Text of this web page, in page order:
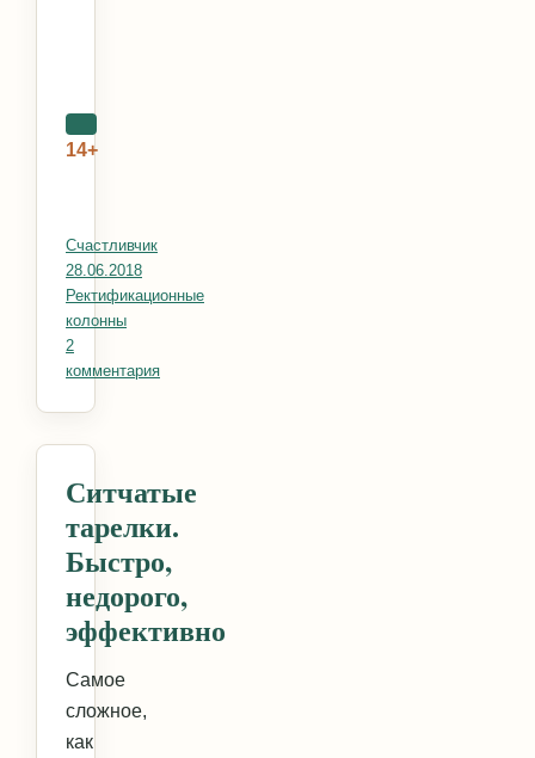
14+
Счастливчик
Опубликовано
28.06.2018
Рубрики
Ректификационные
колонны
2
комментария
Ситчатые
тарелки.
Быстро,
недорого,
эффективно
Самое
сложное,
как